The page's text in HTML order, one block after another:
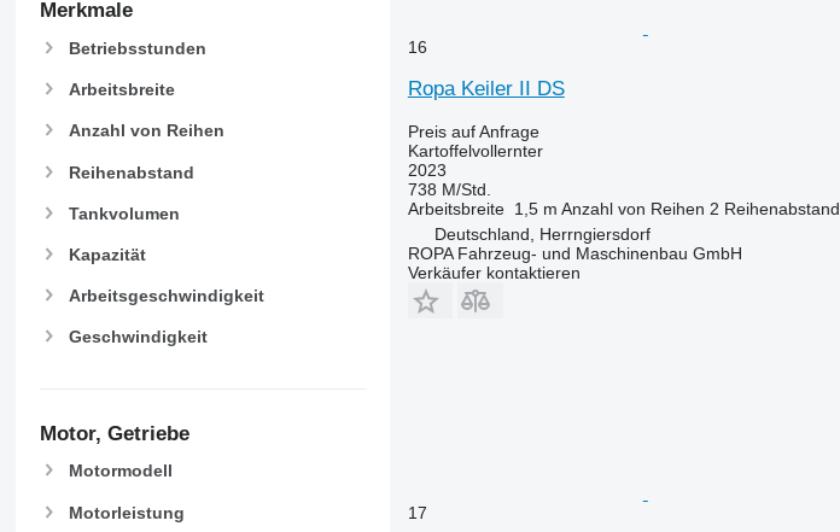
Merkmale
Betriebsstunden
Arbeitsbreite
Anzahl von Reihen
Reihenabstand
Tankvolumen
Kapazität
Arbeitsgeschwindigkeit
Geschwindigkeit
Motor, Getriebe
Motormodell
Motorleistung
16
Ropa Keiler II DS
Preis auf Anfrage
Kartoffelvollernter
2023
738 M/Std.
Arbeitsbreite 1,5 m Anzahl von Reihen 2 Reihenabstand
Deutschland, Herrngiersdorf
ROPA Fahrzeug- und Maschinenbau GmbH
Verkäufer kontaktieren
17